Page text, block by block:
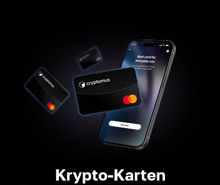
Krypto-Karten